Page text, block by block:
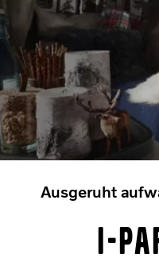
Transportlösungen
Services
Händler & Werkstätten
News
Über uns
Karriere
Technisches
Ausgeruht
I-